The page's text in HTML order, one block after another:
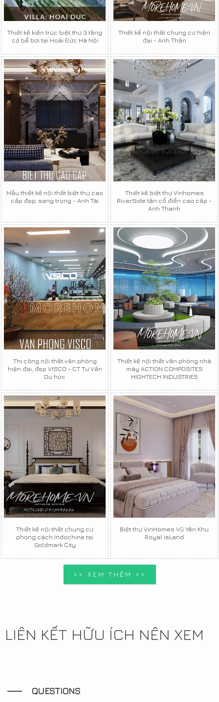
Thiết kế kiến trúc biệt thự 3 tầng
có bể bơi tại Hoài Đức Hà Nội
Thiết kế nội thất chung cư hiện
đại - Anh Thận
Mẫu thiết kế nội thất biệt thự cao
cấp đẹp, sang trọng - Anh Tài
Thiết kế biệt thự Vinhomes
RiverSide tân cổ điển cao cấp -
Anh Thanh
Thi công nội thất văn phòng
hiện đại, đẹp VISCO - CT Tư Vấn
Du học
Thiết kế nội thất văn phòng nhà
máy ACTION COMPOSITES
HIGHTECH INDUSTRIES
Thiết kế nội thất chung cư
phong cách Indochine tại
Goldmark City
Biệt thự VinHomes Vũ Yên Khu
Royal IsLand
>> XEM THÊM <<
LIÊN KẾT HỮU ÍCH NÊN XEM
QUESTIONS